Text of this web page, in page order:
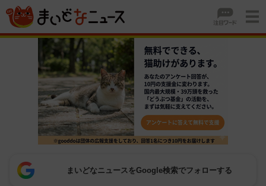
まいどなニュースをGoogle検索でフォローする